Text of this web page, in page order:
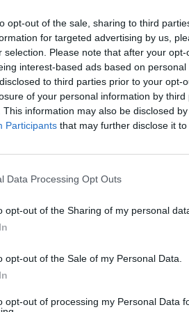
opt-out of the sale, sharing to third
for targeted advertising by us,
selection. Please note that after your
interest-based ads based on
to third parties prior to your opt-
of your personal information by third
This information may also be disclosed
Participants that may further disclose it
Data Processing Opt Outs
opt-out of the Sharing of my personal
opt-out of the Sale of my Personal Data.
opt-out of processing my Personal Data
Kambodža Video
K. Prunskienės brolis
Žinios Lietuvos diena